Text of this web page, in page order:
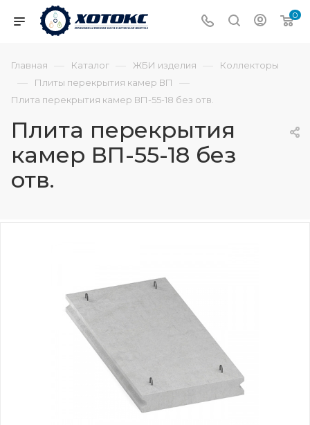
0
Главная — Каталог — ЖБИ изделия — Коллекторы
— Плиты перекрытия камер ВП —
Плита перекрытия камер ВП-55-18 без отв.
Плита перекрытия
камер ВП-55-18 без
отв.